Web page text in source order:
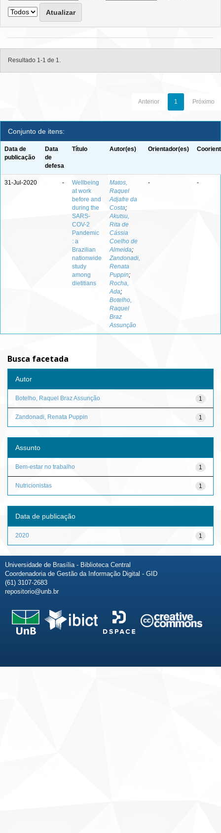
Resultado 1-1 de 1.
Anterior 1 Próximo
Conjunto de itens:
Data de
publicação
Data
de
defesa
Título Autor(es) Orientador(es)
31-Jul-2020 -
Wellbeing
at work
before and
during the
SARS-
COV-2
Pandemic
: a
Brazilian
nationwide
study
among
dietitians
Matos,
Raquel
Adjafre da
Costa;
Akutsu,
Rita de
Cássia
Coelho de
Almeida;
Zandonadi,
Renata
Puppin;
Rocha,
Ada;
Botelho,
Raquel
Braz
Assunção
- -
Busca facetada
Autor
1
Botelho, Raquel Braz Assunção
1
Zandonadi, Renata Puppin
Assunto
1
Bem-estar no trabalho
1
Nutricionistas
Data de publicação
1
2020
Universidade de Brasília - Biblioteca Central
Coordenadoria de Gestão da Informação Digital - GID
(61) 3107-2683
repositorio@unb.br